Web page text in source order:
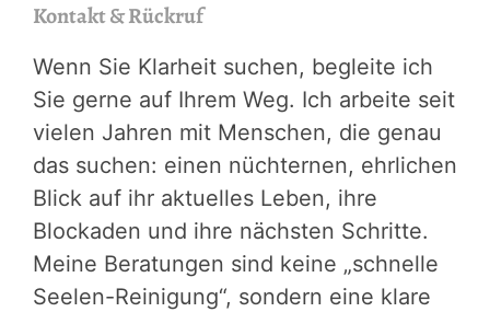
Kontakt & Rückruf
Wenn Sie Klarheit suchen, begleite ich
Sie gerne auf Ihrem Weg. Ich arbeite seit
vielen Jahren mit Menschen, die genau
das suchen: einen nüchternen, ehrlichen
Blick auf ihr aktuelles Leben, ihre
Blockaden und ihre nächsten Schritte.
Meine Beratungen sind keine „schnelle
Seelen-Reinigung“, sondern eine klare